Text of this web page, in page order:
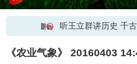
听王立群讲历史 千
《农业气象》 20160403